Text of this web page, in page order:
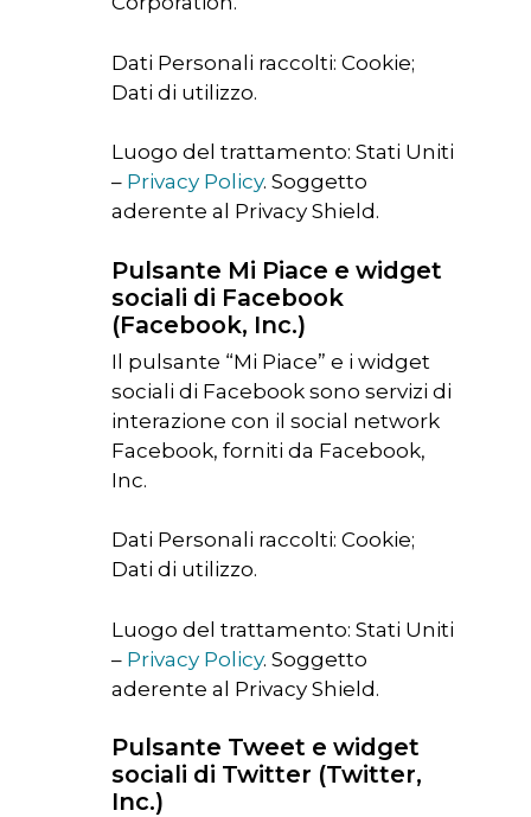
Dati Personali raccolti: Cookie;
Dati di utilizzo.
Luogo del trattamento: Stati Uniti
– Privacy Policy. Soggetto
aderente al Privacy Shield.
Pulsante Mi Piace e widget
sociali di Facebook
(Facebook, Inc.)
Il pulsante “Mi Piace” e i widget
sociali di Facebook sono servizi di
interazione con il social network
Facebook, forniti da Facebook,
Inc.
Dati Personali raccolti: Cookie;
Dati di utilizzo.
Luogo del trattamento: Stati Uniti
– Privacy Policy. Soggetto
aderente al Privacy Shield.
Pulsante Tweet e widget
sociali di Twitter (Twitter,
Inc.)